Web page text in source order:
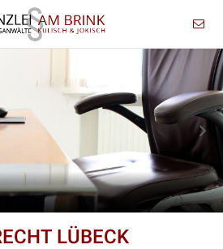
LÜBECK